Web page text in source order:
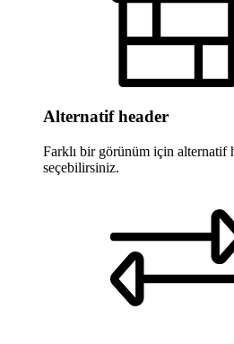
Alternatif header
Farklı bir görünüm için alternatif
seçebilirsiniz.